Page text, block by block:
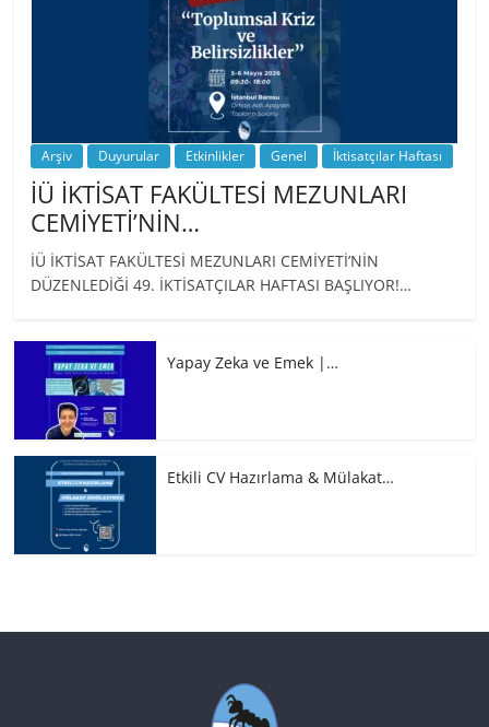
Arşiv Duyurular Etkinlikler Genel İktisatçılar Haftası
İÜ İKTİSAT FAKÜLTESİ MEZUNLARI
CEMİYETİ’NİN…
İÜ İKTİSAT FAKÜLTESİ MEZUNLARI CEMİYETİ’NİN
DÜZENLEDİĞİ 49. İKTİSATÇILAR HAFTASI BAŞLIYOR!…
Yapay Zeka ve Emek |…
Etkili CV Hazırlama & Mülakat…